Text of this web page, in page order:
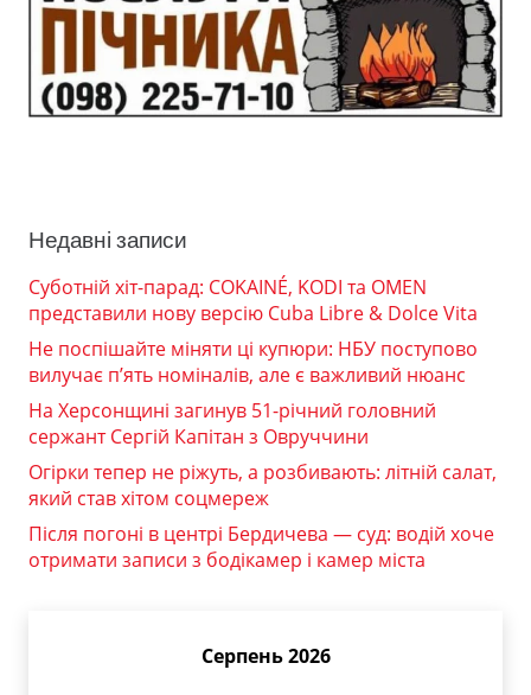
Недавні записи
Суботній хіт-парад: COKAINÉ, KODI та OMEN
представили нову версію Cuba Libre & Dolce Vita
Не поспішайте міняти ці купюри: НБУ поступово
вилучає п’ять номіналів, але є важливий нюанс
На Херсонщині загинув 51-річний головний
сержант Сергій Капітан з Овруччини
Огірки тепер не ріжуть, а розбивають: літній салат,
який став хітом соцмереж
Після погоні в центрі Бердичева — суд: водій хоче
отримати записи з бодікамер і камер міста
Серпень 2026